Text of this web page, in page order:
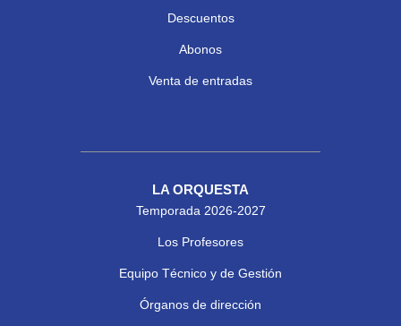
Descuentos
Abonos
Venta de entradas
LA ORQUESTA
Temporada 2026-2027
Los Profesores
Equipo Técnico y de Gestión
Órganos de dirección